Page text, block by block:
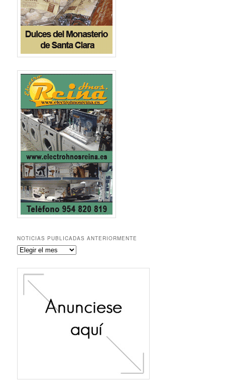
NOTICIAS PUBLICADAS ANTERIORMENTE
Noticias
anteriormente